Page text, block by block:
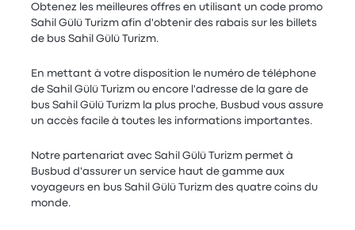
Obtenez les meilleures offres en utilisant un code promo
Sahil Gülü Turizm afin d'obtenir des rabais sur les billets
de bus Sahil Gülü Turizm.
En mettant à votre disposition le numéro de téléphone
de Sahil Gülü Turizm ou encore l'adresse de la gare de
bus Sahil Gülü Turizm la plus proche, Busbud vous assure
un accès facile à toutes les informations importantes.
Notre partenariat avec Sahil Gülü Turizm permet à
Busbud d'assurer un service haut de gamme aux
voyageurs en bus Sahil Gülü Turizm des quatre coins du
monde.